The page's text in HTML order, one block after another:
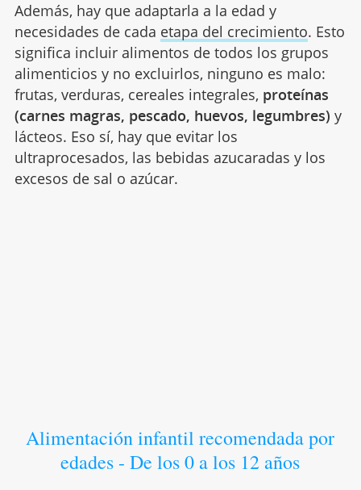
Además, hay que adaptarla a la edad y
necesidades de cada etapa del crecimiento. Esto
significa incluir alimentos de todos los grupos
alimenticios y no excluirlos, ninguno es malo:
frutas, verduras, cereales integrales, proteínas
(carnes magras, pescado, huevos, legumbres) y
lácteos. Eso sí, hay que evitar los
ultraprocesados, las bebidas azucaradas y los
excesos de sal o azúcar.
Alimentación infantil recomendada por
edades - De los 0 a los 12 años